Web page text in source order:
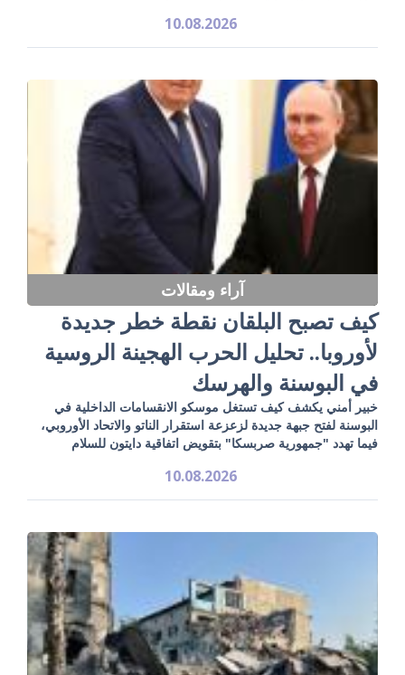
10.08.2026
آراء ومقالات
كيف تصبح البلقان نقطة خطر جديدة
لأوروبا.. تحليل الحرب الهجينة الروسية
في البوسنة والهرسك
خبير أمني يكشف كيف تستغل موسكو الانقسامات الداخلية في
البوسنة لفتح جبهة جديدة لزعزعة استقرار الناتو والاتحاد الأوروبي،
فيما تهدد "جمهورية صربسكا" بتقويض اتفاقية دايتون للسلام
10.08.2026